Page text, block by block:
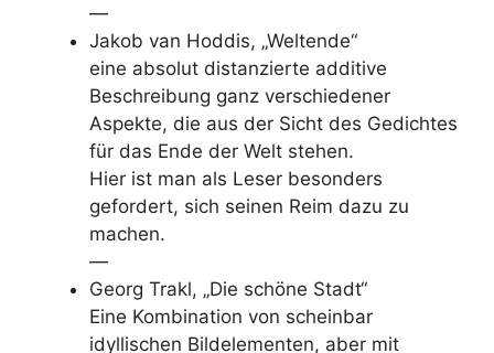
—
Jakob van Hoddis, „Weltende“
eine absolut distanzierte additive
Beschreibung ganz verschiedener
Aspekte, die aus der Sicht des Gedichtes
für das Ende der Welt stehen.
Hier ist man als Leser besonders
gefordert, sich seinen Reim dazu zu
machen.
—
Georg Trakl, „Die schöne Stadt“
Eine Kombination von scheinbar
idyllischen Bildelementen, aber mit